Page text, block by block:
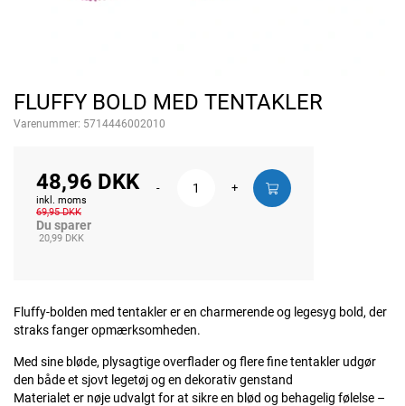
FLUFFY BOLD MED TENTAKLER
Varenummer: 5714446002010
48,96 DKK
inkl. moms
69,95 DKK
Du sparer
20,99 DKK
- +
Fluffy-bolden med tentakler er en charmerende og legesyg bold, der
straks fanger opmærksomheden.
Med sine bløde, plysagtige overflader og flere fine tentakler udgør
den både et sjovt legetøj og en dekorativ genstand
Materialet er nøje udvalgt for at sikre en blød og behagelig følelse –